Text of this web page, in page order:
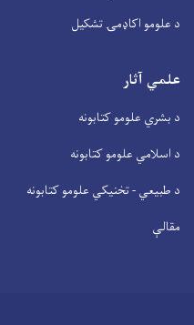
د علومو اکاډمۍ تشکیل
علمي آثار
د بشري علومو کتابونه
د اسلامي علومو کتابونه
د طبیعي - تخنیکي علومو کتابونه
مقالې